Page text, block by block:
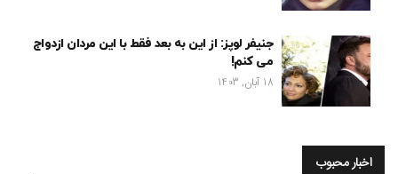
جنیفر لوپز: از این به بعد فقط با این مردان ازدواج
می کنم!
18 آبان, 1403
اخبار محبوب